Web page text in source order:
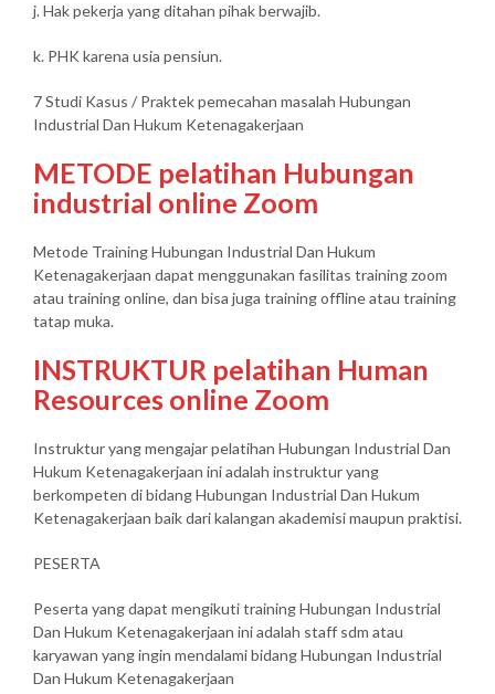
j. Hak pekerja yang ditahan pihak berwajib.
k. PHK karena usia pensiun.
7 Studi Kasus / Praktek pemecahan masalah Hubungan
Industrial Dan Hukum Ketenagakerjaan
METODE pelatihan Hubungan
industrial online Zoom
Metode Training Hubungan Industrial Dan Hukum
Ketenagakerjaan dapat menggunakan fasilitas training zoom
atau training online, dan bisa juga training offline atau training
tatap muka.
INSTRUKTUR pelatihan Human
Resources online Zoom
Instruktur yang mengajar pelatihan Hubungan Industrial Dan
Hukum Ketenagakerjaan ini adalah instruktur yang
berkompeten di bidang Hubungan Industrial Dan Hukum
Ketenagakerjaan baik dari kalangan akademisi maupun praktisi.
PESERTA
Peserta yang dapat mengikuti training Hubungan Industrial
Dan Hukum Ketenagakerjaan ini adalah staff sdm atau
karyawan yang ingin mendalami bidang Hubungan Industrial
Dan Hukum Ketenagakerjaan